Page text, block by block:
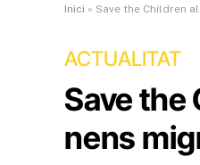
Inici » Save the Children
ACTUALITAT
Save the
nens